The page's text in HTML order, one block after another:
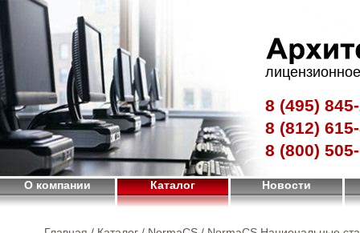
8 (495)
8 (812)
8 (800)
О компании Каталог Новости